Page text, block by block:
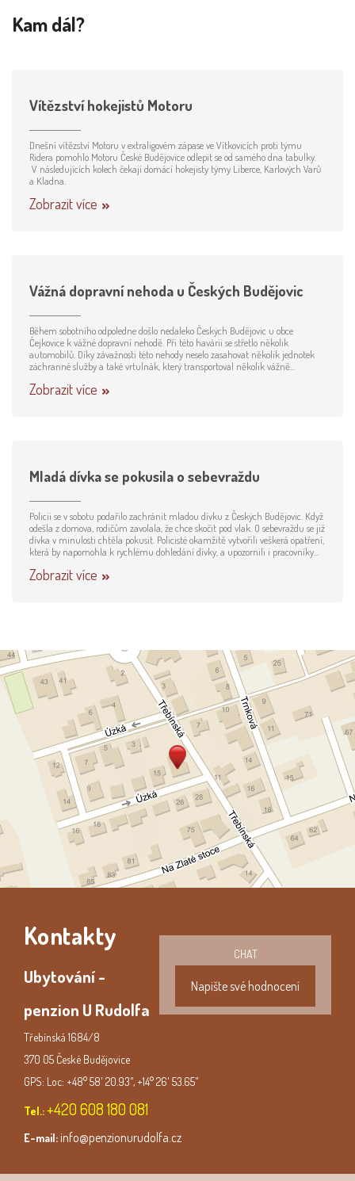
Kam dál?
Vítězství hokejistů Motoru
Dnešní vítězství Motoru v extraligovém zápase ve Vítkovicích proti týmu
Ridera pomohlo Motoru České Budějovice odlepit se od samého dna tabulky.
V následujících kolech čekají domácí hokejisty týmy Liberce, Karlových Varů
a Kladna.
Zobrazit více
Vážná dopravní nehoda u Českých Budějovic
Během sobotního odpoledne došlo nedaleko Českých Budějovic u obce
Čejkovice k vážné dopravní nehodě. Při této havárii se střetlo několik
automobilů. Díky závažnosti této nehody neselo zasahovat několik jednotek
záchranné služby a také vrtulnák, který transportoval několik vážně...
Zobrazit více
Mladá dívka se pokusila o sebevraždu
Policii se v sobotu podařilo zachránit mladou dívku z Českých Budějovic. Když
odešla z domova, rodičům zavolala, že chce skočit pod vlak. O sebevraždu se již
dívka v minulosti chtěla pokusit. Policisté okamžitě vytvořili veškerá opatření,
která by napomohla k rychlému dohledání dívky, a upozornili i pracovníky...
Zobrazit více
Kontakty
CHAT
Napište své hodnocení
Ubytování -
penzion U Rudolfa
Třebínská 1684/8
370 05 České Budějovice
GPS: Loc: +48° 58' 20.93", +14° 26' 53.65"
Tel.:+420 608 180 081
E-mail: info@penzionurudolfa.cz